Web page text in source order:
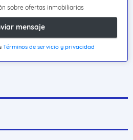
sobre ofertas inmobiliarias
mensaje
Términos de servicio y privacidad